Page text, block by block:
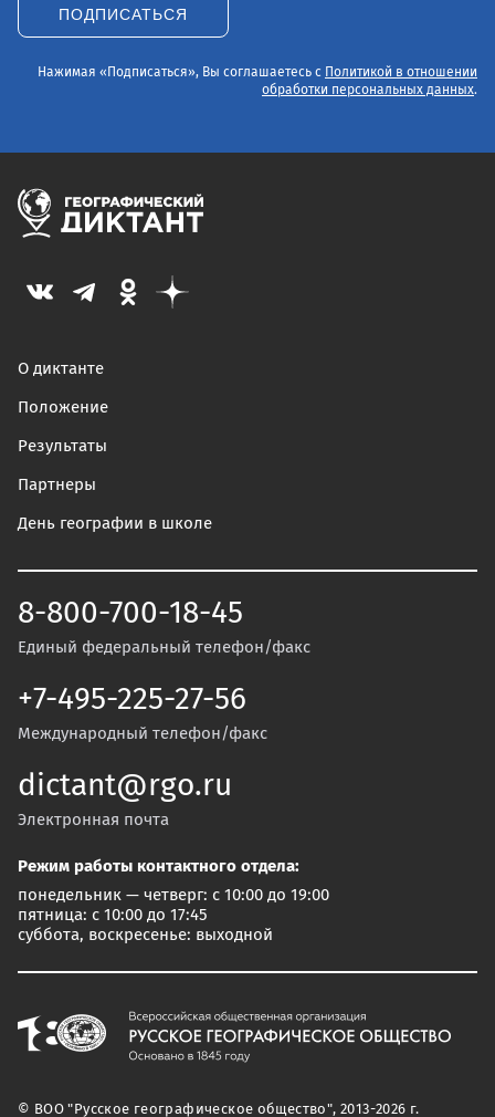
ПОДПИСАТЬСЯ
Нажимая «Подписаться», Вы соглашаетесь с
Политикой в отношении
обработки персональных данных.
О диктанте
Положение
Результаты
Партнеры
День географии в школе
8-800-700-18-45
Единый федеральный телефон/факс
+7-495-225-27-56
Международный телефон/факс
dictant@rgo.ru
Электронная почта
Режим работы контактного отдела:
понедельник — четверг: с 10:00 до 19:00
пятница: с 10:00 до 17:45
суббота, воскресенье: выходной
© ВОО "Русское географическое общество", 2013-2026 г.